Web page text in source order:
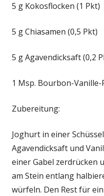
5 g Kokosflocken (1 Pkt)
5 g Chiasamen (0,5 Pkt)
5 g Agavendicksaft (0,2
1 Msp. Bourbon-Vanille-
Zubereitung:
Joghurt in einer
Agavendicksaft und
einer Gabel zerdrücken
am Stein entlang
würfeln. Den Rest für